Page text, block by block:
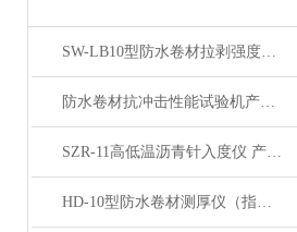
SW-LB10型防水卷材拉剥强度检测仪产品展示
防水卷材抗冲击性能试验机产品展示 昌志长期供应
SZR-11高低温沥青针入度仪 产品展示
HD-10型防水卷材测厚仪（指针型）展示